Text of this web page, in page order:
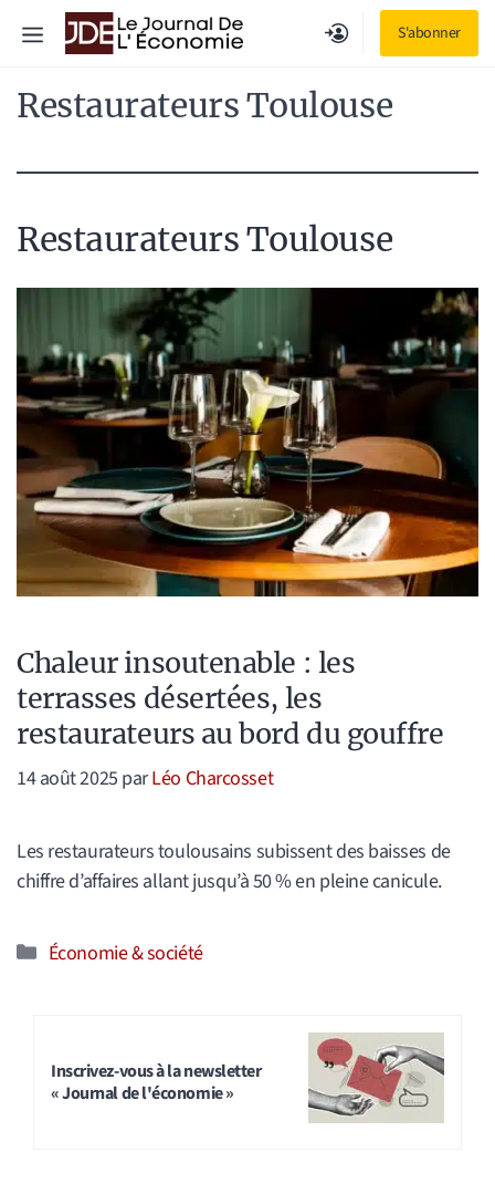
S'abonner
Menu
Restaurateurs Toulouse
Restaurateurs Toulouse
Chaleur insoutenable : les
terrasses désertées, les
restaurateurs au bord du gouffre
14 août 2025 parLéo Charcosset
Les restaurateurs toulousains subissent des baisses de
chiffre d’affaires allant jusqu’à 50 % en pleine canicule.
Catégories
Économie & société
Inscrivez-vous à la newsletter
« Journal de l'économie »